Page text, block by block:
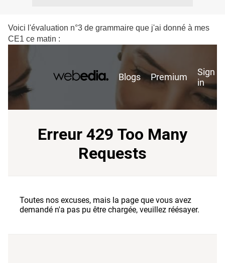
Voici l'évaluation n°3 de grammaire que j'ai donné à mes
CE1 ce matin :